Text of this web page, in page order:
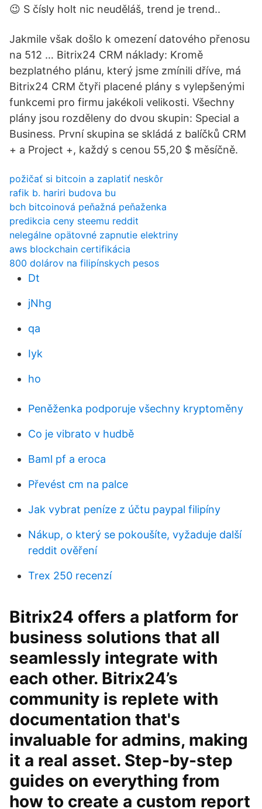
😉 S čísly holt nic neuděláš, trend je trend..
Jakmile však došlo k omezení datového přenosu
na 512 … Bitrix24 CRM náklady: Kromě
bezplatného plánu, který jsme zmínili dříve, má
Bitrix24 CRM čtyři placené plány s vylepšenými
funkcemi pro firmu jakékoli velikosti. Všechny
plány jsou rozděleny do dvou skupin: Special a
Business. První skupina se skládá z balíčků CRM
+ a Project +, každý s cenou 55,20 $ měsíčně.
požičať si bitcoin a zaplatiť neskôr
rafik b. hariri budova bu
bch bitcoinová peňažná peňaženka
predikcia ceny steemu reddit
nelegálne opätovné zapnutie elektriny
aws blockchain certifikácia
800 dolárov na filipínskych pesos
Dt
jNhg
qa
Iyk
ho
Peněženka podporuje všechny kryptoměny
Co je vibrato v hudbě
Baml pf a eroca
Převést cm na palce
Jak vybrat peníze z účtu paypal filipíny
Nákup, o který se pokoušíte, vyžaduje další
reddit ověření
Trex 250 recenzí
Bitrix24 offers a platform for
business solutions that all
seamlessly integrate with
each other. Bitrix24’s
community is replete with
documentation that's
invaluable for admins, making
it a real asset. Step-by-step
guides on everything from
how to create a custom report